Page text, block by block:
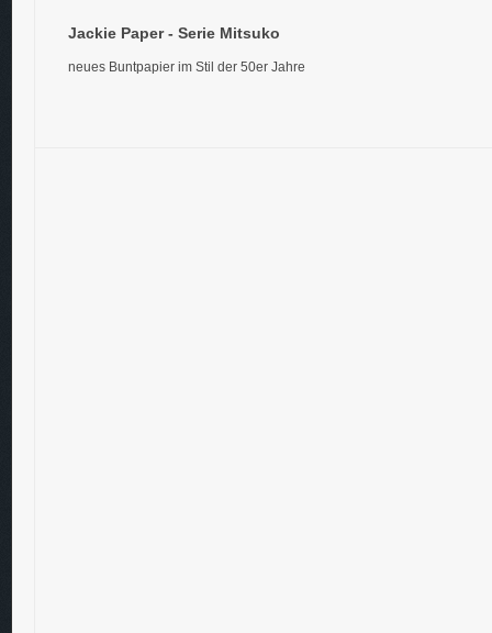
Jackie Paper - Serie Mitsuko
neues Buntpapier im Stil der 50er Jahre